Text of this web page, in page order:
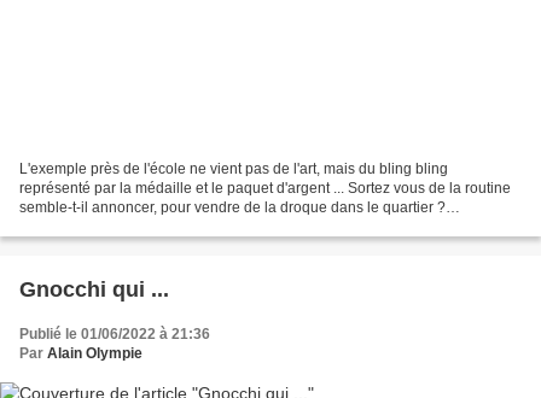
L'exemple près de l'école ne vient pas de l'art, mais du bling bling
représenté par la médaille et le paquet d'argent ... Sortez vous de la routine
semble-t-il annoncer, pour vendre de la droque dans le quartier ?
Gnocchi qui ...
Publié le 01/06/2022 à 21:36
Par Alain Olympie